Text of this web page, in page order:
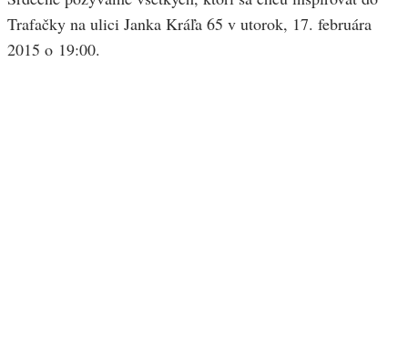
Trafačky na ulici Janka Kráľa 65 v utorok, 17. februára
2015 o 19:00.